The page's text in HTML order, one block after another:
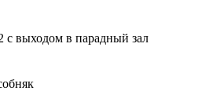
с выходом в парадный зал